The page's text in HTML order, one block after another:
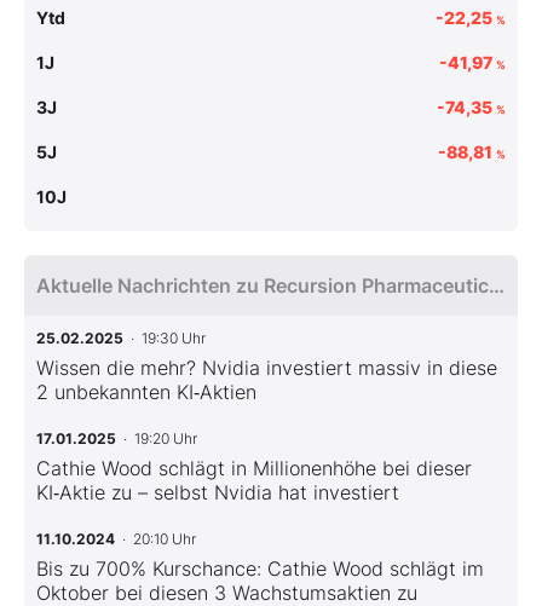
Ytd -22,25 %
1J -41,97 %
3J -74,35 %
5J -88,81 %
10J
Aktuelle Nachrichten zu Recursion Pharmaceuticals Inc
25.02.2025 · 19:30 Uhr
Wissen die mehr? Nvidia investiert massiv in diese
2 unbekannten KI‑Aktien
17.01.2025 · 19:20 Uhr
Cathie Wood schlägt in Millionenhöhe bei dieser
KI‑Aktie zu – selbst Nvidia hat investiert
11.10.2024 · 20:10 Uhr
Bis zu 700% Kurschance: Cathie Wood schlägt im
Oktober bei diesen 3 Wachstumsaktien zu